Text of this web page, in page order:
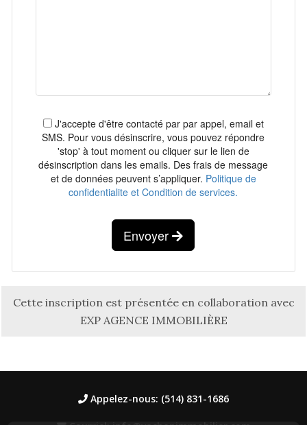
J'accepte d'être contacté par par appel, email et
SMS. Pour vous désinscrire, vous pouvez répondre
'stop' à tout moment ou cliquer sur le lien de
désinscription dans les emails. Des frais de message
et de données peuvent s’appliquer. Politique de
confidentialite et Condition de services.
Envoyer
Cette inscription est présentée en collaboration avec
EXP AGENCE IMMOBILIÈRE
Appelez-nous: (514) 831-1686